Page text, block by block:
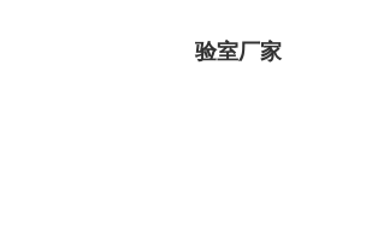
验室厂家